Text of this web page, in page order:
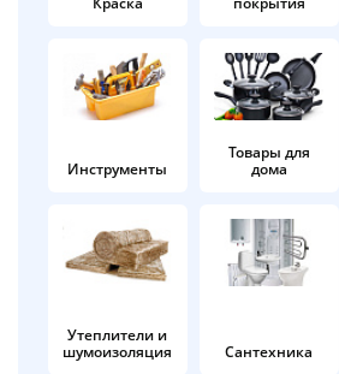
Инструменты
Товары для
дома
Утеплители и
шумоизоляция
Сантехника
в корзину
Оплачивайте сегодня только
25% картой любого банка
Получайте товар
выбранный способом
Оставшиеся
% будут